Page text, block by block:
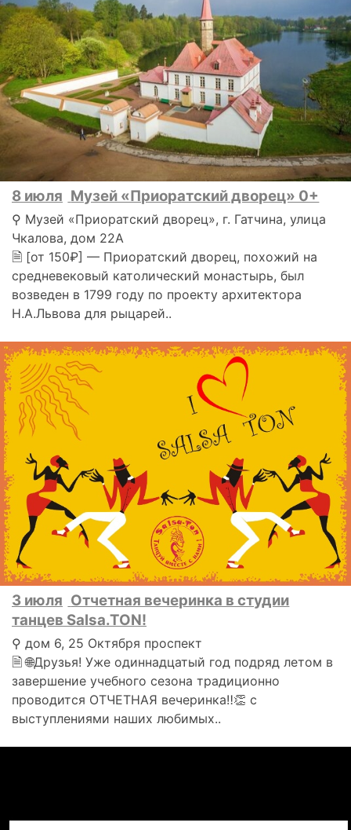
8 июля Музей «Приоратский дворец» 0+
⚲ Музей «Приоратский дворец», г. Гатчина, улица
Чкалова, дом 22А
🗎 [от 150₽] — Приоратский дворец, похожий на
средневековый католический монастырь, был
возведен в 1799 году по проекту архитектора
Н.А.Львова для рыцарей..
3 июля Отчетная вечеринка в студии
танцев Salsa.TON!
⚲ дом 6, 25 Октября проспект
🗎 🌐Друзья! Уже одиннадцатый год подряд летом в
завершение учебного сезона традиционно
проводится ОТЧЕТНАЯ вечеринка‼👏 с
выступлениями наших любимых..